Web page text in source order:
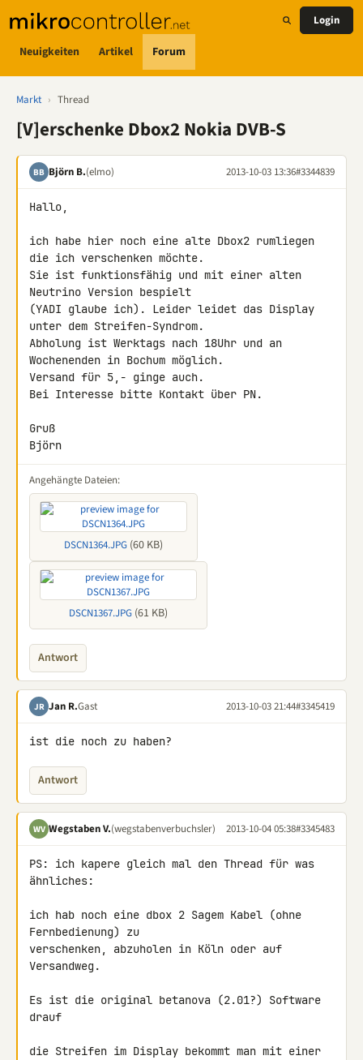
Neuigkeiten Artikel Forum
Login
Markt › Thread
[V]erschenke Dbox2 Nokia DVB-S
BB Björn B.(elmo) 2013-10-03 13:36#3344839
Hallo,
ich habe hier noch eine alte Dbox2 rumliegen
die ich verschenken möchte.
Sie ist funktionsfähig und mit einer alten
Neutrino Version bespielt
(YADI glaube ich). Leider leidet das Display
unter dem Streifen-Syndrom.
Abholung ist Werktags nach 18Uhr und an
Wochenenden in Bochum möglich.
Versand für 5,- ginge auch.
Bei Interesse bitte Kontakt über PN.
Gruß
Björn
Angehängte Dateien:
DSCN1364.JPG (60 KB)
DSCN1367.JPG (61 KB)
Antwort
JR Jan R.Gast 2013-10-03 21:44#3345419
ist die noch zu haben?
Antwort
WV Wegstaben V.(wegstabenverbuchsler) 2013-10-04 05:38#3345483
PS: ich kapere gleich mal den Thread für was
ähnliches:
ich hab noch eine dbox 2 Sagem Kabel (ohne
Fernbedienung) zu
verschenken, abzuholen in Köln oder auf
Versandweg.
Es ist die original betanova (2.01?) Software
drauf
die Streifen im Display bekommt man mit einer